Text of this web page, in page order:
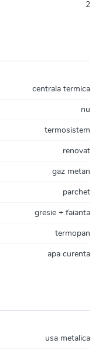
2
centrala termica
nu
termosistem
renovat
gaz metan
parchet
gresie + faianta
termopan
apa curenta
usa metalica